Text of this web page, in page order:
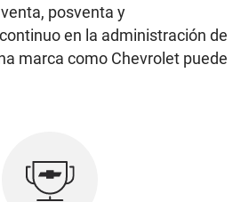
posventa y
en la administración de
marca como Chevrolet puede